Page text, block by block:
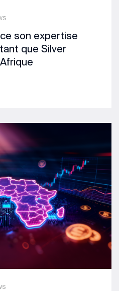
son expertise
que Silver